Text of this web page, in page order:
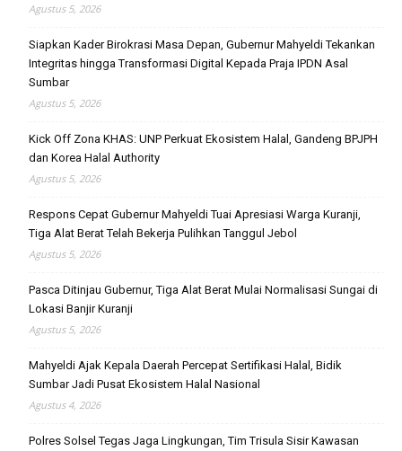
Agustus 5, 2026
Siapkan Kader Birokrasi Masa Depan, Gubernur Mahyeldi Tekankan
Integritas hingga Transformasi Digital Kepada Praja IPDN Asal
Sumbar
Agustus 5, 2026
Kick Off Zona KHAS: UNP Perkuat Ekosistem Halal, Gandeng BPJPH
dan Korea Halal Authority
Agustus 5, 2026
Respons Cepat Gubernur Mahyeldi Tuai Apresiasi Warga Kuranji,
Tiga Alat Berat Telah Bekerja Pulihkan Tanggul Jebol
Agustus 5, 2026
Pasca Ditinjau Gubernur, Tiga Alat Berat Mulai Normalisasi Sungai di
Lokasi Banjir Kuranji
Agustus 5, 2026
Mahyeldi Ajak Kepala Daerah Percepat Sertifikasi Halal, Bidik
Sumbar Jadi Pusat Ekosistem Halal Nasional
Agustus 4, 2026
Polres Solsel Tegas Jaga Lingkungan, Tim Trisula Sisir Kawasan